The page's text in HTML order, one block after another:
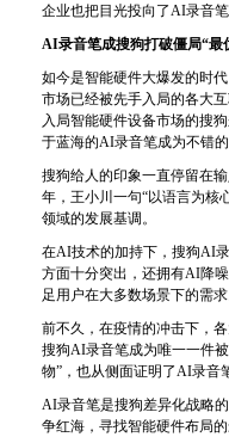
企业也把目光投向了AI录音笔
AI录音笔成搜狗打破僵局“最
如今是智能硬件大爆发的时
市场已经被先手入局的各大
入局智能硬件设备市场的搜
于蓝海的AI录音笔成为不错的
搜狗给人的印象一直停留在
年，王小川一句“以语言为核
领域的发展基调。
在AI技术的加持下，搜狗AI
方面十分突出，还拥有AI降
足用户在大多数场景下的需求
前不久，在疫情的冲击下，
搜狗AI录音笔成为唯一一件
物”，也从侧面证明了AI录音
AI录音笔是搜狗差异化战略
争红海，寻找智能硬件布局的